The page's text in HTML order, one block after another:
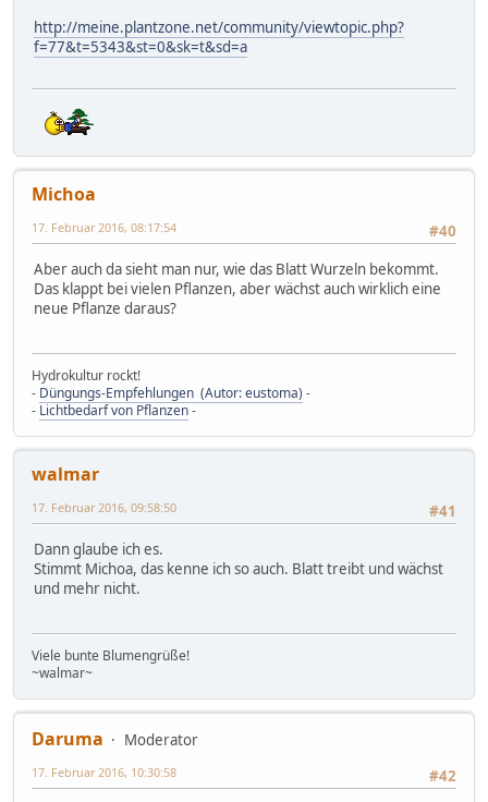
http://meine.plantzone.net/community/viewtopic.php?
f=77&t=5343&st=0&sk=t&sd=a
Michoa
#40
17. Februar 2016, 08:17:54
Aber auch da sieht man nur, wie das Blatt Wurzeln bekommt.
Das klappt bei vielen Pflanzen, aber wächst auch wirklich eine
neue Pflanze daraus?
Hydrokultur rockt!
- Düngungs-Empfehlungen (Autor: eustoma) -
- Lichtbedarf von Pflanzen-
walmar
#41
17. Februar 2016, 09:58:50
Dann glaube ich es.
Stimmt Michoa, das kenne ich so auch. Blatt treibt und wächst
und mehr nicht.
Viele bunte Blumengrüße!
~walmar~
Daruma
Moderator
#42
17. Februar 2016, 10:30:58